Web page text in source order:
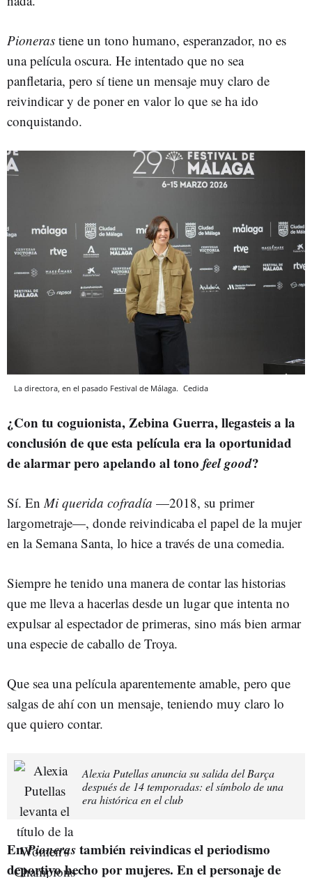
Pioneras tiene un tono humano, esperanzador, no es
una película oscura. He intentado que no sea
panfletaria, pero sí tiene un mensaje muy claro de
reivindicar y de poner en valor lo que se ha ido
conquistando.
La directora, en el pasado Festival de Málaga. Cedida
¿Con tu coguionista, Zebina Guerra, llegasteis a la
conclusión de que esta película era la oportunidad
de alarmar pero apelando al tono feel good?
Sí. EnMi querida cofradía —2018, su primer
largometraje—, donde reivindicaba el papel de la mujer
en la Semana Santa, lo hice a través de una comedia.
Siempre he tenido una manera de contar las historias
que me lleva a hacerlas desde un lugar que intenta no
expulsar al espectador de primeras, sino más bien armar
una especie de caballo de Troya.
Que sea una película aparentemente amable, pero que
salgas de ahí con un mensaje, teniendo muy claro lo
que quiero contar.
Alexia Putellas anuncia su salida del Barça
después de 14 temporadas: el símbolo de una
era histórica en el club
EnPionerastambién reivindicas el periodismo
deportivo hecho por mujeres. En el personaje de